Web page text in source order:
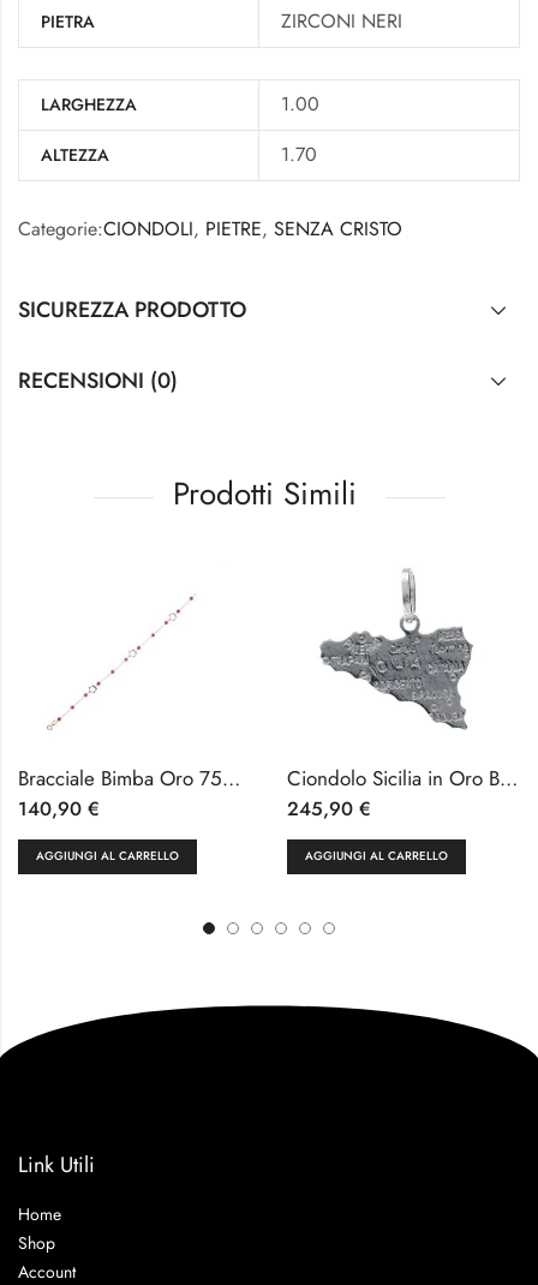
PIETRA ZIRCONI NERI
LARGHEZZA 1.00
ALTEZZA 1.70
Categorie:CIONDOLI, PIETRE, SENZA CRISTO
SICUREZZA PRODOTTO
RECENSIONI (0)
Prodotti Simili
Bracciale Bimba Oro 750 e Corallo 18 cm
140,90 €
AGGIUNGI AL CARRELLO
Ciondolo Sicilia in Oro Bianco 18k 750/1000
245,90 €
AGGIUNGI AL CARRELLO
Link Utili
Home
Shop
Account